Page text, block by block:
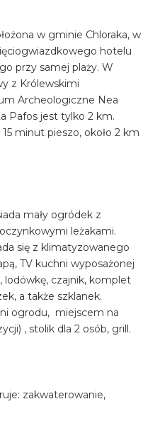
w gminie Chloraka, w
hotelu
przy samej plaży. W
z Królewskimi
Archeologiczne Nea
Pafos jest tylko 2 km.
minut pieszo, około 2 km
mały ogródek z
leżakami.
się z klimatyzowanego
TV kuchni wyposażonej
czajnik, komplet
a także szklanek.
ogrodu, miejscem na
, stolik dla 2 osób, grill.
zakwaterowanie,